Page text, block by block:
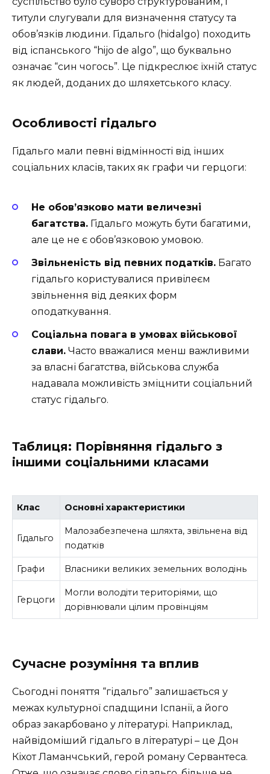
титули слугували для визначення статусу та
обов’язків людини. Гідальго (hidalgo) походить
від іспанського “hijo de algo”, що буквально
означає “син чогось”. Це підкреслює їхній статус
як людей, доданих до шляхетського класу.
Особливості гідальго
Гідальго мали певні відмінності від інших
соціальних класів, таких як графи чи герцоги:
Не обов’язково мати величезні
багатства. Гідальго можуть бути багатими,
але це не є обов’язковою умовою.
Звільненість від певних податків. Багато
гідальго користувалися привілеєм
звільнення від деяких форм
оподаткування.
Соціальна повага в умовах військової
слави. Часто вважалися менш важливими
за власні багатства, військова служба
надавала можливість зміцнити соціальний
статус гідальго.
Таблиця: Порівняння гідальго з
іншими соціальними класами
Клас Основні характеристики
Гідальго
Малозабезпечена шляхта, звільнена від
податків
Графи Власники великих земельних володінь
Герцоги
Могли володіти територіями, що
дорівнювали цілим провінціям
Сучасне розуміння та вплив
Сьогодні поняття “гідальго” залишається у
межах культурної спадщини Іспанії, а його
образ закарбовано у літературі. Наприклад,
найвідоміший гідальго в літературі – це Дон
Кіхот Ламанчський, герой роману Сервантеса.